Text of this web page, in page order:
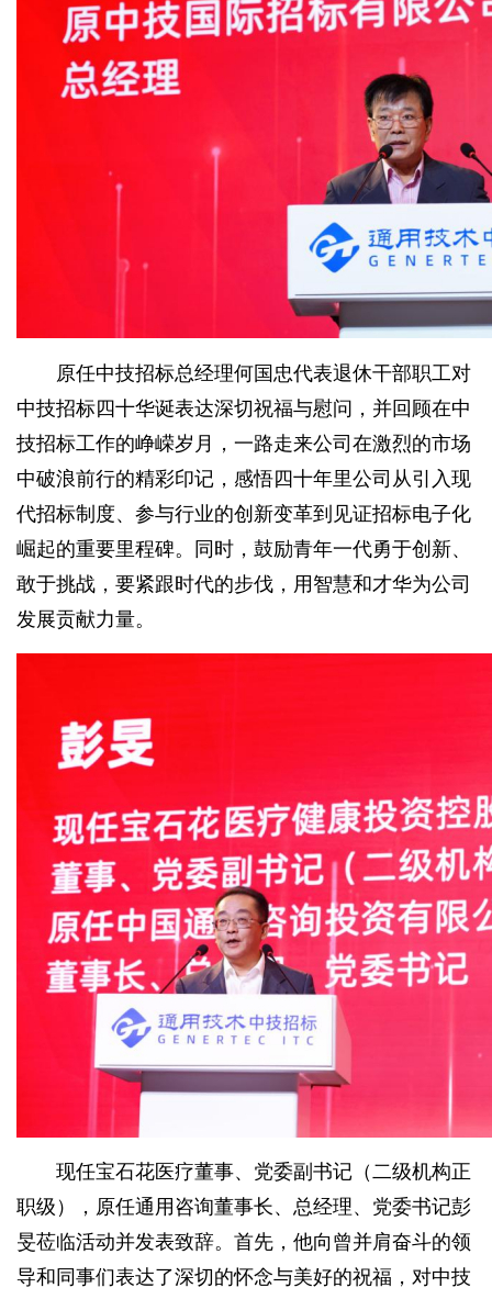
原任中技招标总经理何国忠代表退休干部职工对
中技招标四十华诞表达深切祝福与慰问，并回顾在中
技招标工作的峥嵘岁月，一路走来公司在激烈的市场
中破浪前行的精彩印记，感悟四十年里公司从引入现
代招标制度、参与行业的创新变革到见证招标电子化
崛起的重要里程碑。同时，鼓励青年一代勇于创新、
敢于挑战，要紧跟时代的步伐，用智慧和才华为公司
发展贡献力量。
现任宝石花医疗董事、党委副书记（二级机构正
职级），原任通用咨询董事长、总经理、党委书记彭
旻莅临活动并发表致辞。首先，他向曾并肩奋斗的领
导和同事们表达了深切的怀念与美好的祝福，对中技